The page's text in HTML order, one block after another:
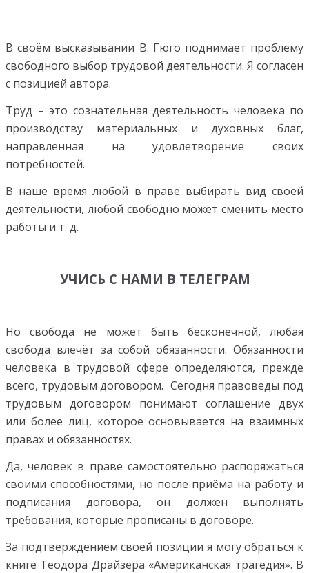
В своём высказывании В. Гюго поднимает проблему
свободного выбор трудовой деятельности. Я согласен
с позицией автора.
Труд – это сознательная деятельность человека по
производству материальных и духовных благ,
направленная на удовлетворение своих
потребностей.
В наше время любой в праве выбирать вид своей
деятельности, любой свободно может сменить место
работы и т. д.
УЧИСЬ С НАМИ В ТЕЛЕГРАМ
Но свобода не может быть бесконечной, любая
свобода влечёт за собой обязанности. Обязанности
человека в трудовой сфере определяются, прежде
всего, трудовым договором. Сегодня правоведы под
трудовым договором понимают соглашение двух
или более лиц, которое основывается на взаимных
правах и обязанностях.
Да, человек в праве самостоятельно распоряжаться
своими способностями, но после приёма на работу и
подписания договора, он должен выполнять
требования, которые прописаны в договоре.
За подтверждением своей позиции я могу обраться к
книге Теодора Драйзера «Американская трагедия». В